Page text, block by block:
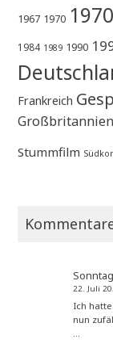
1967 1970
1984 1989 1990
Frankreich
Großbritannien
Stummfilm
22. Juli
Ich
nun